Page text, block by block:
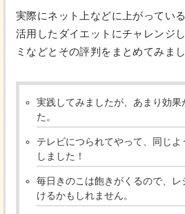
実際にネット上などに上がってい
活用したダイエットにチャレンジ
ミなどとその評判をまとめてみまし
実践してみましたが、あまり効果
た。
テレビにつられてやって、同じ
しました！
毎日きのこは飽きがくるので、レ
けるかもしれません。